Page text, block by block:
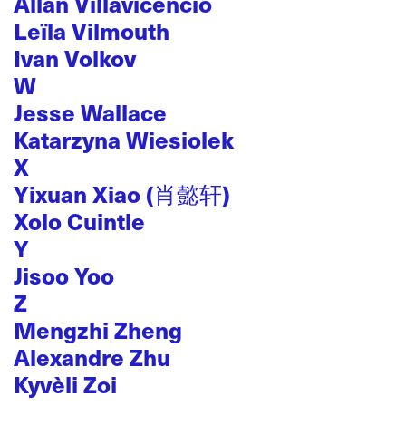
Leïla Vilmouth
Ivan Volkov
W
Jesse Wallace
Katarzyna Wiesiolek
X
Yixuan Xiao (肖懿轩)
Xolo Cuintle
Y
Jisoo Yoo
Z
Mengzhi Zheng
Alexandre Zhu
Kyvèli Zoi